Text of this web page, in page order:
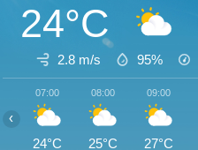
24°C
2.8 m/s 95%
07:00
24°C
08:00
25°C
09:00
27°C
‹